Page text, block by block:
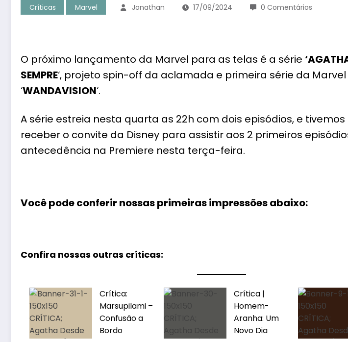
Críticas Marvel Jonathan 17/09/2024 0 Comentários
O próximo lançamento da Marvel para as telas é a série
SEMPRE‘, projeto spin-off da aclamada e primeira série da Marvel
‘WANDAVISION‘.
A série estreia nesta quarta as 22h com dois episódios, e
receber o convite da Disney para assistir aos 2 primeiros
antecedência na Premiere nesta terça-feira.
Você pode conferir nossas primeiras impressões abaixo:
Confira nossas outras críticas:
Crítica:
Marsupilami –
Confusão a
Bordo
Crítica |
Homem-
Aranha: Um
Novo Dia